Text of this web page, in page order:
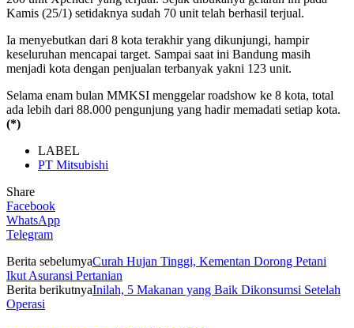
Kamis (25/1) setidaknya sudah 70 unit telah berhasil terjual.
Ia menyebutkan dari 8 kota terakhir yang dikunjungi, hampir
keseluruhan mencapai target. Sampai saat ini Bandung masih
menjadi kota dengan penjualan terbanyak yakni 123 unit.
Selama enam bulan MMKSI menggelar roadshow ke 8 kota, total
ada lebih dari 88.000 pengunjung yang hadir memadati setiap kota.
(*)
LABEL
PT Mitsubishi
Share
Facebook
WhatsApp
Telegram
Berita sebelumyaCurah Hujan Tinggi, Kementan Dorong Petani
Ikut Asuransi Pertanian
Berita berikutnyaInilah, 5 Makanan yang Baik Dikonsumsi Setelah
Operasi